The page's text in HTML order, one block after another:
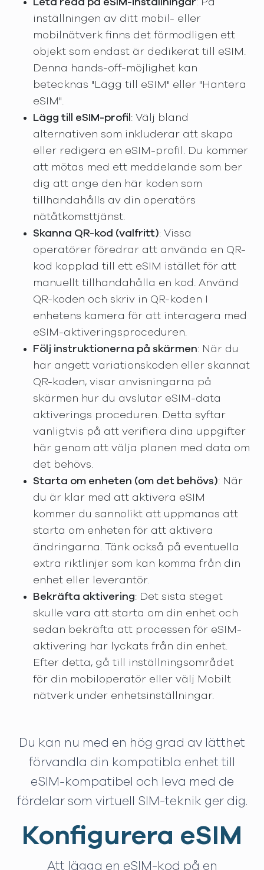
Leta reda på eSIM-inställningar: På
inställningen av ditt mobil- eller
mobilnätverk finns det förmodligen ett
objekt som endast är dedikerat till eSIM.
Denna hands-off-möjlighet kan
betecknas "Lägg till eSIM" eller "Hantera
eSIM".
Lägg till eSIM-profil : Välj bland
alternativen som inkluderar att skapa
eller redigera en eSIM-profil. Du kommer
att mötas med ett meddelande som ber
dig att ange den här koden som
tillhandahålls av din operatörs
nätåtkomsttjänst.
Skanna QR-kod (valfritt): Vissa
operatörer föredrar att använda en QR-
kod kopplad till ett eSIM istället för att
manuellt tillhandahålla en kod. Använd
QR-koden och skriv in QR-koden I
enhetens kamera för att interagera med
eSIM-aktiveringsproceduren.
Följ instruktionerna på skärmen: När du
har angett variationskoden eller skannat
QR-koden, visar anvisningarna på
skärmen hur du avslutar eSIM-data
aktiverings proceduren. Detta syftar
vanligtvis på att verifiera dina uppgifter
här genom att välja planen med data om
det behövs.
Starta om enheten (om det behövs): När
du är klar med att aktivera eSIM
kommer du sannolikt att uppmanas att
starta om enheten för att aktivera
ändringarna. Tänk också på eventuella
extra riktlinjer som kan komma från din
enhet eller leverantör.
Bekräfta aktivering: Det sista steget
skulle vara att starta om din enhet och
sedan bekräfta att processen för eSIM-
aktivering har lyckats från din enhet.
Efter detta, gå till inställningsområdet
för din mobiloperatör eller välj Mobilt
nätverk under enhetsinställningar.
Du kan nu med en hög grad av lätthet
förvandla din kompatibla enhet till
eSIM-kompatibel och leva med de
fördelar som virtuell SIM-teknik ger dig.
Konfigurera eSIM
Att lägga en eSIM-kod på en